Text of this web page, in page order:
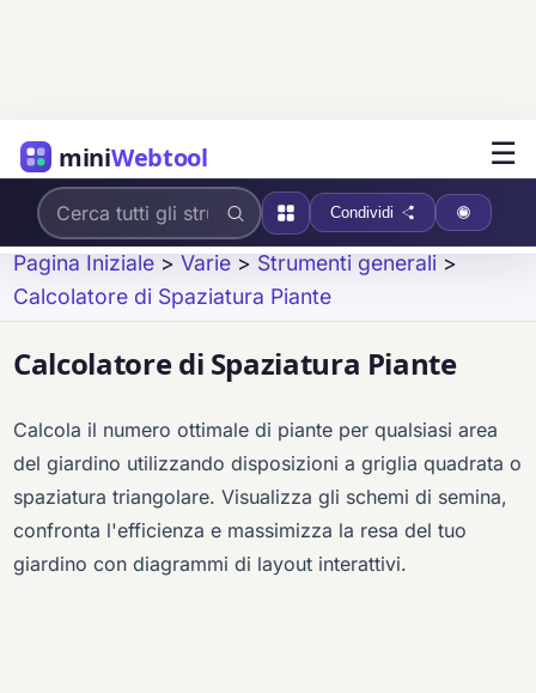
miniWebtool ☰
Condividi
Pagina Iniziale >Varie > Strumenti generali >
Calcolatore di Spaziatura Piante
Calcolatore di Spaziatura Piante
Calcola il numero ottimale di piante per qualsiasi area
del giardino utilizzando disposizioni a griglia quadrata o
spaziatura triangolare. Visualizza gli schemi di semina,
confronta l'efficienza e massimizza la resa del tuo
giardino con diagrammi di layout interattivi.